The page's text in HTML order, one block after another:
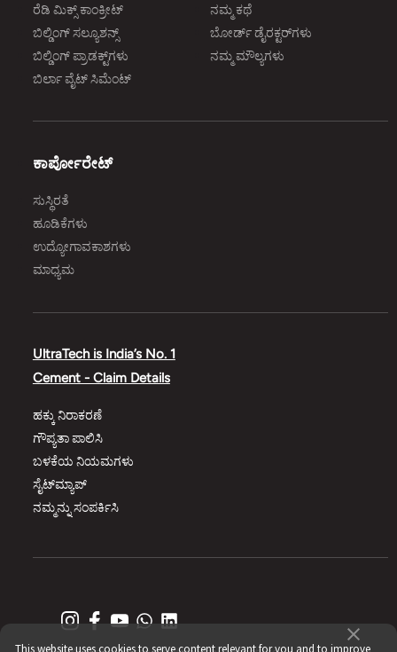
This website uses cookies to serve content relevant for you and to improve
ರೆಡಿ ಮಿಕ್ಸ್‌ ಕಾಂಕ್ರೀಟ್‌
ಬಿಲ್ಡಿಂಗ್‌ ಸಲ್ಯೂಶನ್ಸ್‌
ಬಿಲ್ಡಿಂಗ್‌ ಪ್ರಾಡಕ್ಟ್‌ಗಳು
ಬಿರ್ಲಾ ವೈಟ್‌ ಸಿಮೆಂಟ್‌
ನಮ್ಮ ಕಥೆ
ಬೋರ್ಡ್‌ ಡೈರಕ್ಟರ್‌ಗಳು
ನಮ್ಮ ಮೌಲ್ಯಗಳು
ಕಾರ್ಪೋರೇಟ್‌
ಸುಸ್ಥಿರತೆ
ಹೂಡಿಕೆಗಳು
ಉದ್ಯೋಗಾವಕಾಶಗಳು
ಮಾಧ್ಯಮ
UltraTech is India’s No. 1
Cement - Claim Details
ಹಕ್ಕು ನಿರಾಕರಣೆ
ಗೌಪ್ಯತಾ ಪಾಲಿಸಿ
ಬಳಕೆಯ ನಿಯಮಗಳು
ಸೈಟ್‌ಮ್ಯಾಪ್‌
ನಮ್ಮನ್ನು ಸಂಪರ್ಕಿಸಿ